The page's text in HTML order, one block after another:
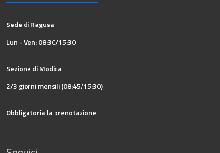
Sede di Ragusa
Lun - Ven: 08:30/15:30
Sezione di Modica
2/3 giorni mensili (08:45/15:30)
Obbligatoria la prenotazione